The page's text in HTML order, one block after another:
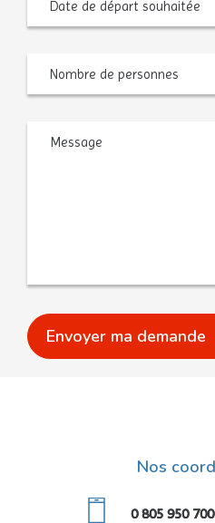
départ
Nombre
personnes
Message
Nos
0 805 950 700